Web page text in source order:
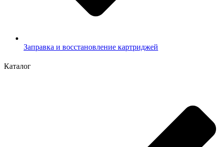
Заправка и восстановление картриджей
Каталог